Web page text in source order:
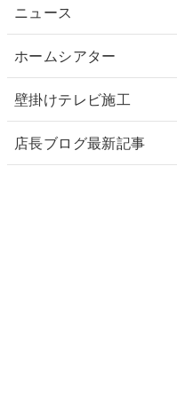
ニュース
ホームシアター
壁掛けテレビ施工
店長ブログ最新記事